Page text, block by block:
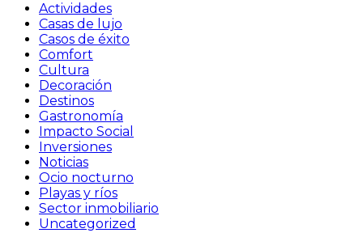
Actividades
Casas de lujo
Casos de éxito
Comfort
Cultura
Decoración
Destinos
Gastronomía
Impacto Social
Inversiones
Noticias
Ocio nocturno
Playas y ríos
Sector inmobiliario
Uncategorized